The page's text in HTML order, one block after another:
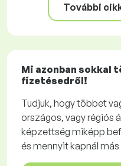
További
Mi azonban sokkal
fizetésedről!
Tudjuk, hogy többet
országos, vagy régiós
képzettség miképp
és mennyit kapnál